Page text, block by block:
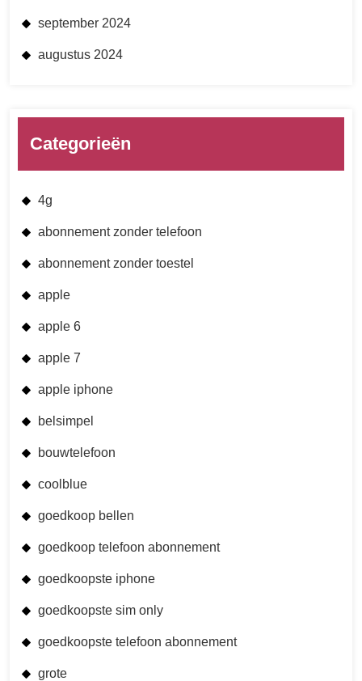
september 2024
augustus 2024
Categorieën
4g
abonnement zonder telefoon
abonnement zonder toestel
apple
apple 6
apple 7
apple iphone
belsimpel
bouwtelefoon
coolblue
goedkoop bellen
goedkoop telefoon abonnement
goedkoopste iphone
goedkoopste sim only
goedkoopste telefoon abonnement
grote